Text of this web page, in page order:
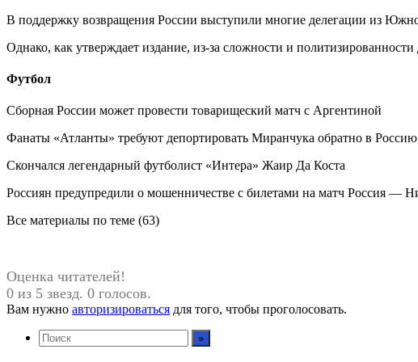
В поддержку возвращения России выступили многие делегации из
Однако, как утверждает издание, из-за сложности и
Футбол
Сборная России может провести товарищеский матч с Аргентиной
Фанаты «Атланты» требуют депортировать Миранчука обратно в Россию
Скончался легендарный футболист «Интера» Жаир Да Коста
Россиян предупредили о мошенничестве с билетами на матч Россия —
Все материалы по теме (63)
Оценка читателей!
0 из 5 звезд. 0 голосов.
Вам нужно авторизироваться для того, чтобы проголосовать.